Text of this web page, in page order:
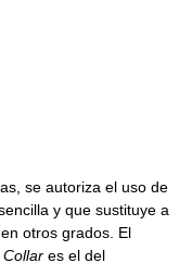
se autoriza el uso de
y que sustituye a
otros grados. El
Collar es el del